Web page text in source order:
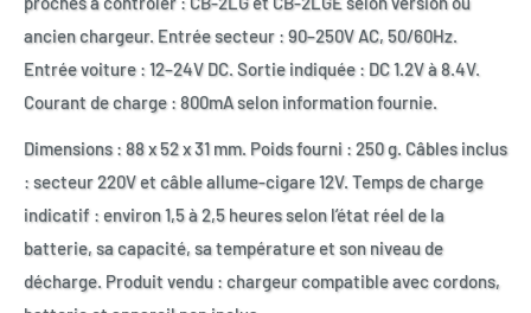
ancien chargeur. Entrée secteur : 90–250V AC, 50/60Hz.
Entrée voiture : 12–24V DC. Sortie indiquée : DC 1.2V à 8.4V.
Courant de charge : 800mA selon information fournie.
Dimensions : 88 x 52 x 31 mm. Poids fourni : 250 g. Câbles inclus
: secteur 220V et câble allume-cigare 12V. Temps de charge
indicatif : environ 1,5 à 2,5 heures selon l’état réel de la
batterie, sa capacité, sa température et son niveau de
décharge. Produit vendu : chargeur compatible avec cordons,